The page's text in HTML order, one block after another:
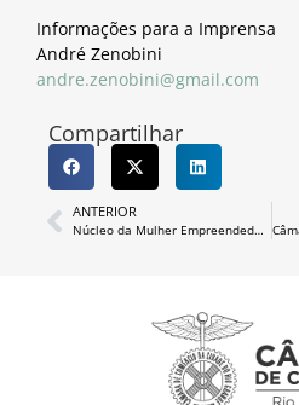
Informações para a Imprensa
André Zenobini
andre.zenobini@gmail.com
Compartilhar
ANTERIOR
Núcleo da Mulher Empreendedora planeja novas ações e avalia atividades durante encontro